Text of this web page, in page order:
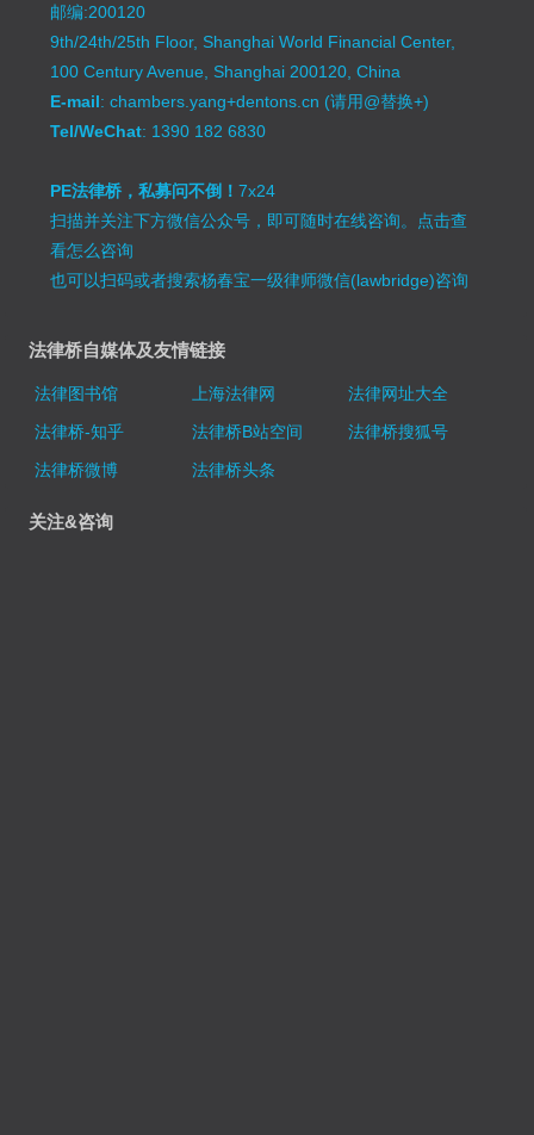
邮编:200120
9th/24th/25th Floor, Shanghai World Financial Center,
100 Century Avenue, Shanghai 200120, China
E-mail: chambers.yang+dentons.cn (请用@替换+)
Tel/WeChat: 1390 182 6830
PE法律桥，私募问不倒！7x24
扫描并关注下方微信公众号，即可随时在线咨询。 点击查
看怎么咨询
也可以扫码或者搜索杨春宝一级律师微信(lawbridge)咨询
法律桥自媒体及友情链接
法律图书馆 上海法律网
法律网址大全
法律桥-知乎
法律桥B站空间
法律桥搜狐号
法律桥微博
法律桥头条
关注&咨询